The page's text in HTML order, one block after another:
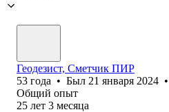
Геодезист, Cметчик ПИР
53 года • Был 21 января 2024 •
Общий опыт
25 лет 3 месяца